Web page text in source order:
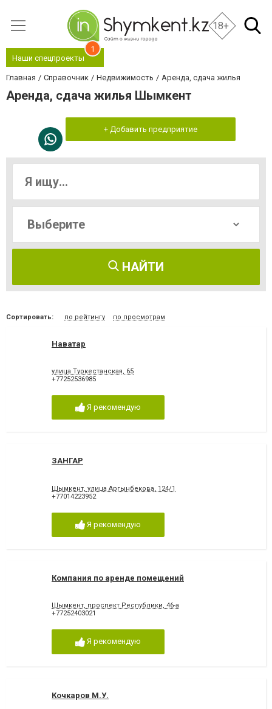
18+
Наши спецпроекты
1
Главная Справочник Недвижимость Аренда, сдача жилья
Аренда, сдача жилья Шымкент
+ Добавить предприятие
НАЙТИ
Сортировать: по рейтингу по просмотрам
Наватар
улица Туркестанская, 65
+77252536985
Я рекомендую
ЗАНГАР
Шымкент, улица Аргынбекова, 124/1
+77014223952
Я рекомендую
Компания по аренде помещений
Шымкент, проспект Республики, 46-а
+77252403021
Я рекомендую
Кочкаров М.У.